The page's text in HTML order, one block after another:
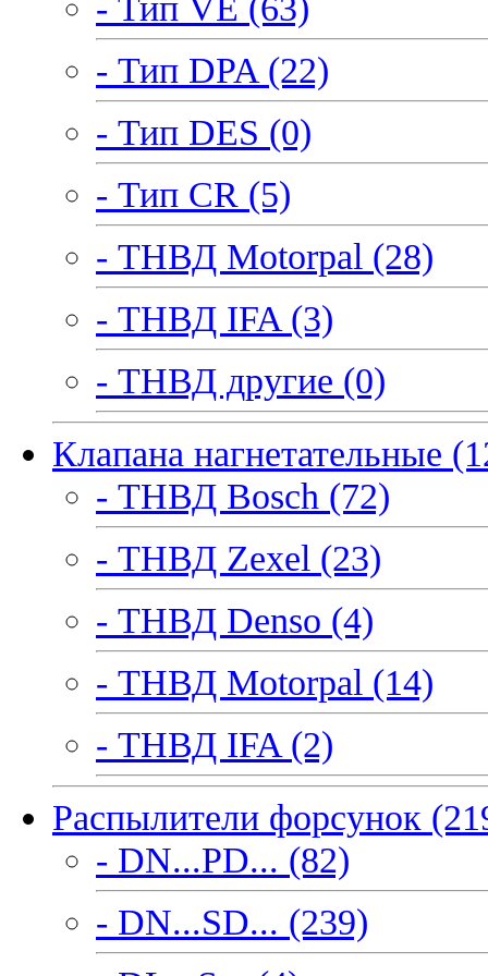
- Тип DPA (22)
- Тип DES (0)
- Тип CR (5)
- ТНВД Motorpal (28)
- ТНВД IFA (3)
- ТНВД другие (0)
Клапана нагнетательные
- ТНВД Bosch (72)
- ТНВД Zexel (23)
- ТНВД Denso (4)
- ТНВД Motorpal (14)
- ТНВД IFA (2)
Распылители форсунок
- DN...PD... (82)
- DN...SD... (239)